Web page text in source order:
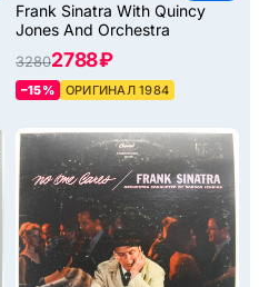
Frank Sinatra With Quincy
Jones And Orchestra
32802788 ₽
–15% ОРИГИНАЛ 1984